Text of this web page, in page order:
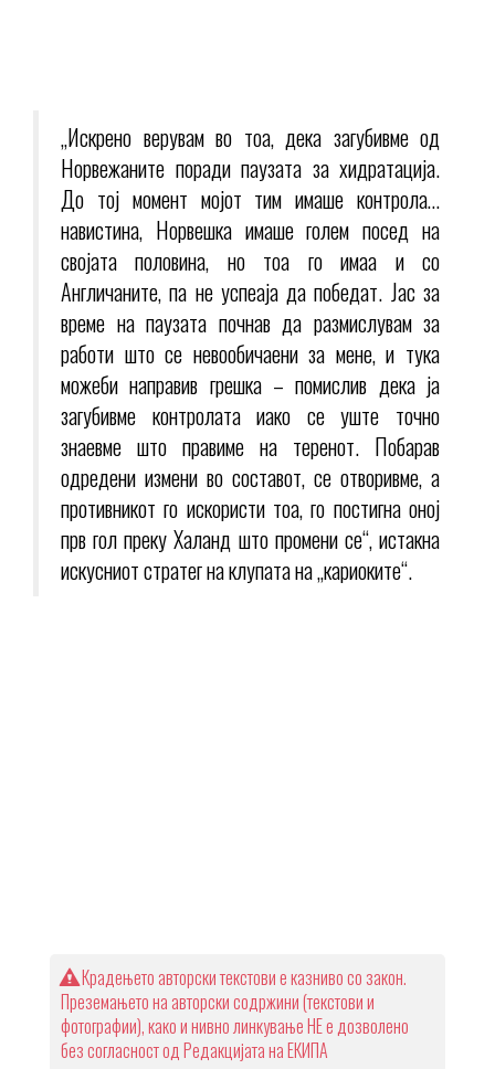
„Искрено верувам во тоа, дека загубивме од
Норвежаните поради паузата за хидратација.
До тој момент мојот тим имаше контрола…
навистина, Норвешка имаше голем посед на
својата половина, но тоа го имаа и со
Англичаните, па не успеаја да победат. Јас за
време на паузата почнав да размислувам за
работи што се невообичаени за мене, и тука
можеби направив грешка – помислив дека ја
загубивме контролата иако се уште точно
знаевме што правиме на теренот. Побарав
одредени измени во составот, се отворивме, а
противникот го искористи тоа, го постигна оној
прв гол преку Халанд што промени се“, истакна
искусниот стратег на клупата на „кариоките“.
Крадењето авторски текстови е казниво со закон.
Преземањето на авторски содржини (текстови и
фотографии), како и нивно линкување НЕ е дозволено
без согласност од Редакцијата на ЕКИПА